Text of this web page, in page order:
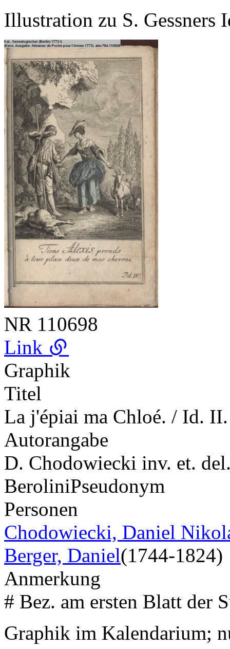
Illustration zu S. Gessners
NR 110698
Link
Graphik
Titel
La j'épiai ma Chloé. / Id. II.
Autorangabe
D. Chodowiecki inv. et.
BeroliniPseudonym
Personen
Chodowiecki, Daniel
Berger, Daniel(1744-1824)
Anmerkung
# Bez. am ersten Blatt der
Graphik im Kalendarium;